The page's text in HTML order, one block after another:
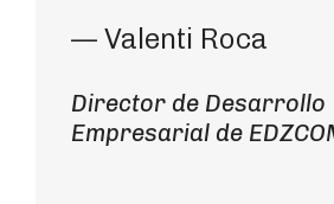
— Valenti Roca
Director de Desarrollo
Empresarial de